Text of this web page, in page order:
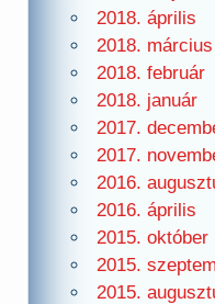
2018. április
2018. március
2018. február
2018. január
2017.
2017.
2016.
2016. április
2015. október
2015.
2015.